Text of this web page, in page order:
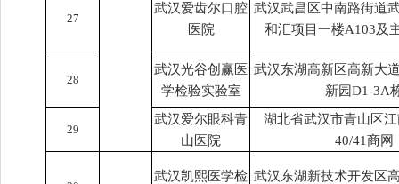
27
武汉爱齿尔口腔
医院
武汉武昌区中南路街道
和汇项目一楼A103及
28
武汉光谷创赢医
学检验实验室
武汉东湖高新区高新大
新园D1-3A
29
武汉爱尔眼科青
山医院
湖北省武汉市青山区
40/41商网
武汉凯熙医学检 武汉东湖新技术开发区